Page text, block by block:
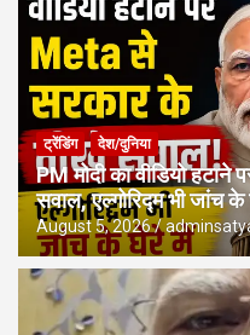
ट्रेंडिंग देश/दुनिया
PM मोदी का वीडियो
सवाल, एल्गोरिद्म भी जांच
August 5, 2026